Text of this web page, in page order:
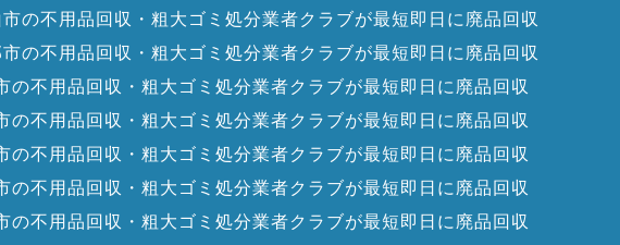
の不用品回収・粗大ゴミ処分業者クラブが最短即日に廃品回収
の不用品回収・粗大ゴミ処分業者クラブが最短即日に廃品回収
の不用品回収・粗大ゴミ処分業者クラブが最短即日に廃品回収
の不用品回収・粗大ゴミ処分業者クラブが最短即日に廃品回収
の不用品回収・粗大ゴミ処分業者クラブが最短即日に廃品回収
の不用品回収・粗大ゴミ処分業者クラブが最短即日に廃品回収
の不用品回収・粗大ゴミ処分業者クラブが最短即日に廃品回収